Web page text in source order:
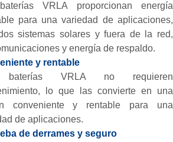
VRLA proporcionan energía
para una variedad de aplicaciones,
sistemas solares y fuera de la red,
y energía de respaldo.
y rentable
VRLA no requieren
lo que las convierte en una
conveniente y rentable para una
de aplicaciones.
de derrames y seguro